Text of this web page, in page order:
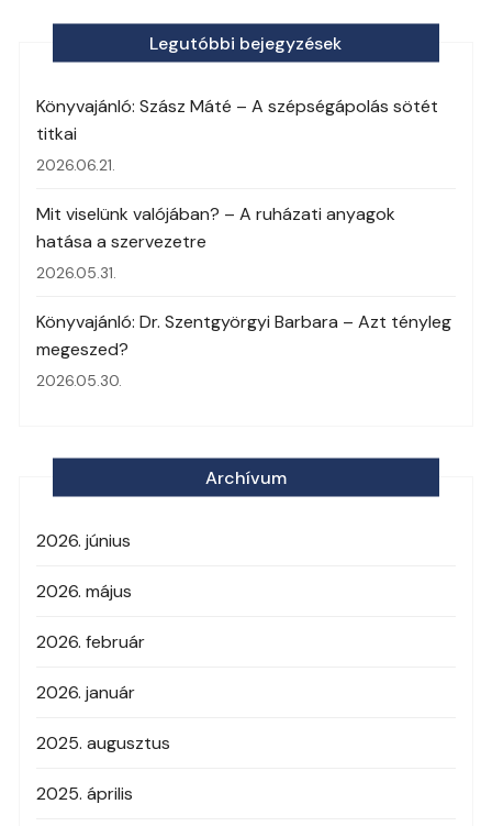
Legutóbbi bejegyzések
Könyvajánló: Szász Máté – A szépségápolás sötét
titkai
2026.06.21.
Mit viselünk valójában? – A ruházati anyagok
hatása a szervezetre
2026.05.31.
Könyvajánló: Dr. Szentgyörgyi Barbara – Azt tényleg
megeszed?
2026.05.30.
Archívum
2026. június
2026. május
2026. február
2026. január
2025. augusztus
2025. április